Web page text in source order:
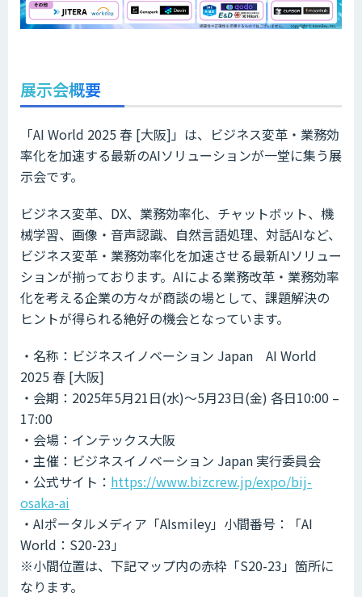
展示会概要
「AI World 2025 春 [大阪]」は、ビジネス変革・業務効
率化を加速する最新のAIソリューションが一堂に集う展
示会です。
ビジネス変革、DX、業務効率化、チャットボット、機
械学習、画像・音声認識、自然言語処理、対話AIなど、
ビジネス変革・業務効率化を加速させる最新AIソリュー
ションが揃っております。AIによる業務改革・業務効率
化を考える企業の方々が商談の場として、課題解決の
ヒントが得られる絶好の機会となっています。
・名称：ビジネスイノベーション Japan AI World
2025 春 [大阪]
・会期：2025年5月21日(水)～5月23日(金) 各日10:00 –
17:00
・会場：インテックス大阪
・主催：ビジネスイノベーション Japan 実行委員会
・公式サイト： https://www.bizcrew.jp/expo/bij-
osaka-ai
・AIポータルメディア「AIsmiley」小間番号：「AI
World：S20-23」
※小間位置は、下記マップ内の赤枠「S20-23」箇所に
なります。